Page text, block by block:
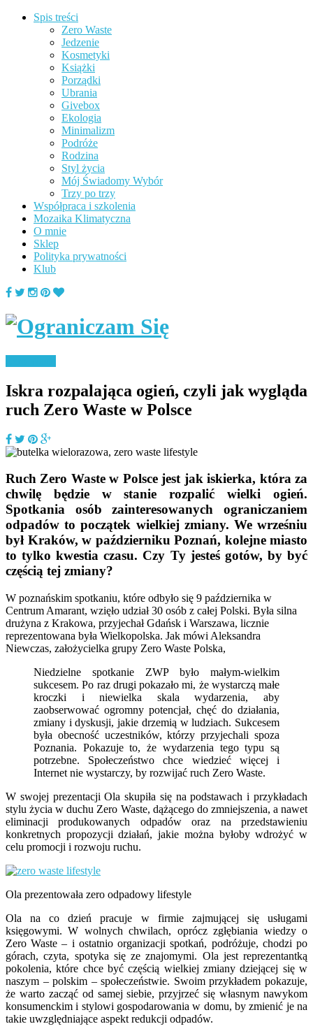
Spis treści
Zero Waste
Jedzenie
Kosmetyki
Książki
Porządki
Ubrania
Givebox
Ekologia
Minimalizm
Podróże
Rodzina
Styl życia
Mój Świadomy Wybór
Trzy po trzy
Współpraca i szkolenia
Mozaika Klimatyczna
O mnie
Sklep
Polityka prywatności
Klub
Iskra rozpalająca ogień, czyli jak wygląda
ruch Zero Waste w Polsce
Ruch Zero Waste w Polsce jest jak iskierka, która za
chwilę będzie w stanie rozpalić wielki ogień.
Spotkania osób zainteresowanych ograniczaniem
odpadów to początek wielkiej zmiany. We wrześniu
był Kraków, w październiku Poznań, kolejne miasto
to tylko kwestia czasu. Czy Ty jesteś gotów, by być
częścią tej zmiany?
W poznańskim spotkaniu, które odbyło się 9 października w
Centrum Amarant, wzięło udział 30 osób z całej Polski. Była silna
drużyna z Krakowa, przyjechał Gdańsk i Warszawa, licznie
reprezentowana była Wielkopolska. Jak mówi Aleksandra
Niewczas, założycielka grupy Zero Waste Polska,
Niedzielne spotkanie ZWP było małym-wielkim
sukcesem. Po raz drugi pokazało mi, że wystarczą małe
kroczki i niewielka skala wydarzenia, aby
zaobserwować ogromny potencjał, chęć do działania,
zmiany i dyskusji, jakie drzemią w ludziach. Sukcesem
była obecność uczestników, którzy przyjechali spoza
Poznania. Pokazuje to, że wydarzenia tego typu są
potrzebne. Społeczeństwo chce wiedzieć więcej i
Internet nie wystarczy, by rozwijać ruch Zero Waste.
W swojej prezentacji Ola skupiła się na podstawach i przykładach
stylu życia w duchu Zero Waste, dążącego do zmniejszenia, a nawet
eliminacji produkowanych odpadów oraz na przedstawieniu
konkretnych propozycji działań, jakie można byłoby wdrożyć w
celu promocji i rozwoju ruchu.
Ola prezentowała zero odpadowy lifestyle
Ola na co dzień pracuje w firmie zajmującej się usługami
księgowymi. W wolnych chwilach, oprócz zgłębiania wiedzy o
Zero Waste – i ostatnio organizacji spotkań, podróżuje, chodzi po
górach, czyta, spotyka się ze znajomymi. Ola jest reprezentantką
pokolenia, które chce być częścią wielkiej zmiany dziejącej się w
naszym – polskim – społeczeństwie. Swoim przykładem pokazuje,
że warto zacząć od samej siebie, przyjrzeć się własnym nawykom
konsumenckim i stylowi gospodarowania w domu, by zmienić je na
takie uwzględniające aspekt redukcji odpadów.